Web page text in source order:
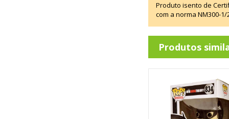
Produto isento de
com a norma NM300-
Produtos